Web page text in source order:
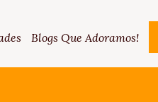
Blogs Que Adoramos!